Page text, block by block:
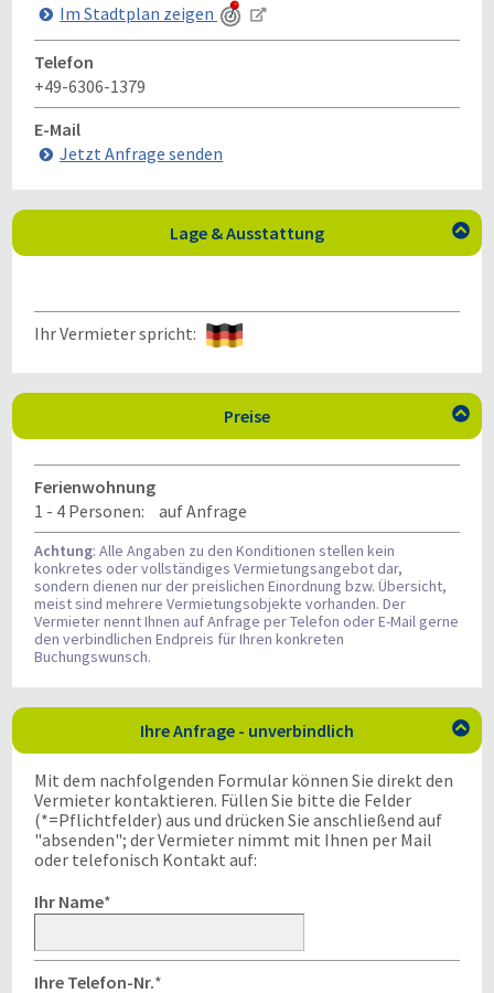
Im Stadtplan zeigen
Telefon
+49-6306-1379
E-Mail
Jetzt Anfrage senden
Lage & Ausstattung 
Ihr Vermieter spricht:
Preise 
Ferienwohnung
1 - 4 Personen:
auf Anfrage
Achtung: Alle Angaben zu den Konditionen stellen kein
konkretes oder vollständiges Vermietungsangebot dar,
sondern dienen nur der preislichen Einordnung bzw. Übersicht,
meist sind mehrere Vermietungsobjekte vorhanden. Der
Vermieter nennt Ihnen auf Anfrage per Telefon oder E-Mail gerne
den verbindlichen Endpreis für Ihren konkreten
Buchungswunsch.
Ihre Anfrage - unverbindlich 
Mit dem nachfolgenden Formular können Sie direkt den
Vermieter kontaktieren. Füllen Sie bitte die Felder
(*=Pflichtfelder) aus und drücken Sie anschließend auf
"absenden"; der Vermieter nimmt mit Ihnen per Mail
oder telefonisch Kontakt auf:
Ihr Name*
Ihre Telefon-Nr.*